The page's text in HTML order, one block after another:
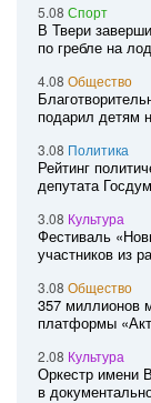
5.08 Спорт
В Твери
по гребле на
4.08 Общество
подарил детям
3.08 Политика
Рейтинг
депутата
3.08 Культура
Фестиваль
участников из
3.08 Общество
357 миллионов
платформы
2.08 Культура
Оркестр имени
в